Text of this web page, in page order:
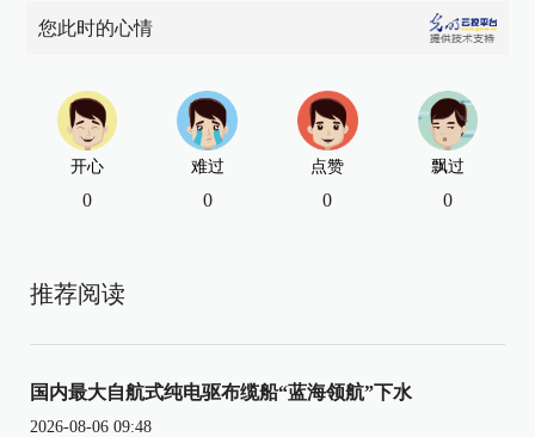
您此时的心情
开心
0
难过
0
点赞
0
飘过
0
推荐阅读
国内最大自航式纯电驱布缆船“蓝海领航”下水
2026-08-06 09:48